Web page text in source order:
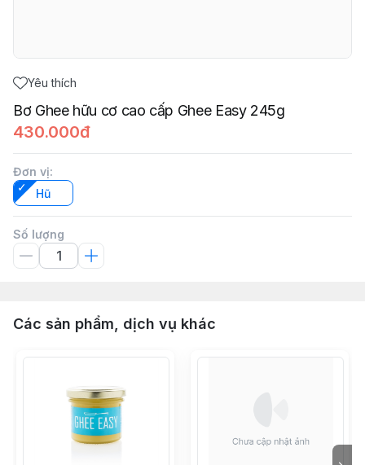
Yêu thích
Bơ Ghee hữu cơ cao cấp Ghee Easy 245g
430.000đ
Đơn vị:
Hũ
Số lượng
Các sản phẩm, dịch vụ khác